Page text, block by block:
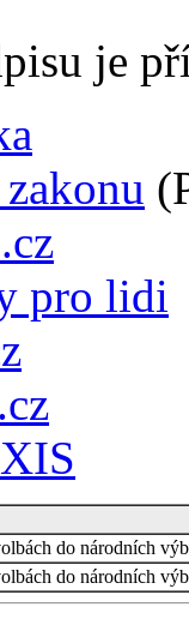
je
pro lidi
do národních
do národních